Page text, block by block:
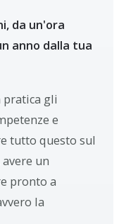
da un'ora
anno dalla tua
gli
e
tutto questo sul
un
pronto a
la